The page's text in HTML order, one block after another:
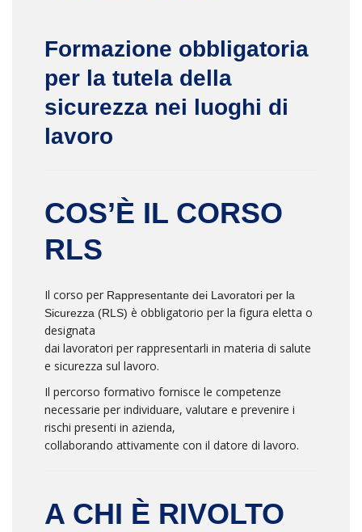
Formazione obbligatoria
per la tutela della
sicurezza nei luoghi di
lavoro
COS’È IL CORSO
RLS
Il corso per Rappresentante dei Lavoratori per la
Sicurezza (RLS) è obbligatorio per la figura eletta o
designata
dai lavoratori per rappresentarli in materia di salute
e sicurezza sul lavoro.
Il percorso formativo fornisce le competenze
necessarie per individuare, valutare e prevenire i
rischi presenti in azienda,
collaborando attivamente con il datore di lavoro.
A CHI È RIVOLTO